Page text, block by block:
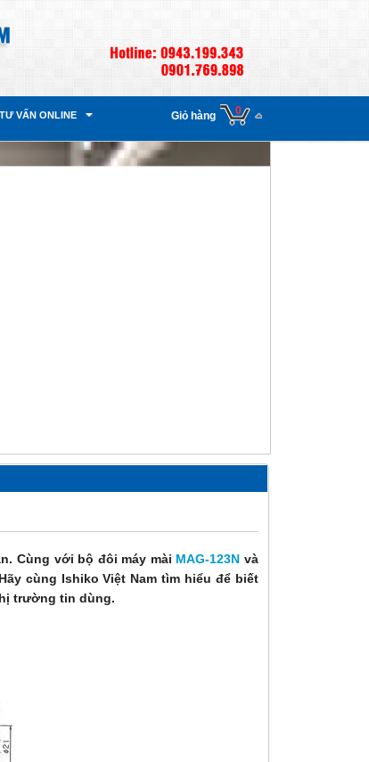
TƯ VẤN ONLINE Giỏ hàng 0
Cùng với bộ đôi máy mài MAG-123N và
cùng Ishiko Việt Nam tìm hiểu để biết
trường tin dùng.